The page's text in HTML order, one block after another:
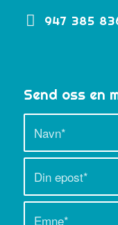
947 385
Send oss en